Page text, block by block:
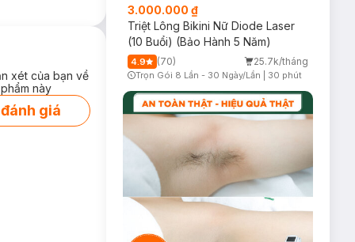
xét của bạn về
này
giá
3.000.000 ₫
Triệt Lông Bikini Nữ Diode Laser
(10 Buổi) (Bảo Hành 5 Năm)
4.9 (70) 25.7k/tháng
Trọn Gói 8 Lần - 30 Ngày/Lần 30 phút